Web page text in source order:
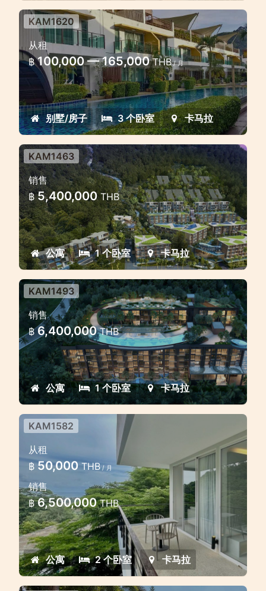
位于卡马拉的 3 卧室联排别墅，可
通往游泳池
位于卡马拉的 3 卧室联排别墅，可通往游泳
KAM1620
从租
฿ 100,000 — 165,000THB/ 月
别墅/房子 3 个卧室 卡马拉
优秀投资温德姆酒店品牌
带有回购选项的卡马拉全新项目！
KAM1463
销售
฿ 5,400,000THB
公寓 1 个卧室 卡马拉
设计独特的全新公寓
卡马拉海滩附近的美丽公寓
KAM1493
销售
฿ 6,400,000THB
公寓 1 个卧室 卡马拉
卡马拉山美丽海景公寓
居住和投资两不误
KAM1582
从租
฿ 50,000THB / 月
销售
฿ 6,500,000THB
公寓 2 个卧室 卡马拉